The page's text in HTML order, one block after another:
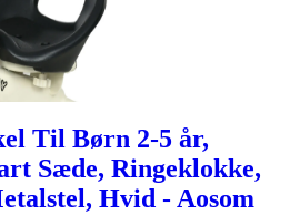
Til Børn 2-5 år,
Sæde, Ringeklokke,
Hvid - Aosom